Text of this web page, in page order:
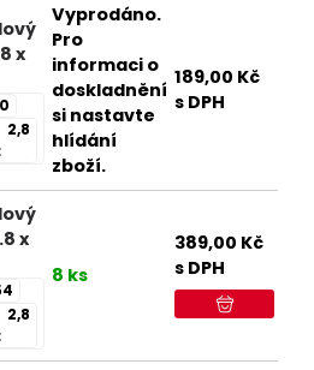
x
2,8
Vyprodáno.
Pro
informaci o
doskladnění
si nastavte
hlídání
zboží.
189,00 Kč
s DPH
x
2,8
8 ks
389,00 Kč
s DPH